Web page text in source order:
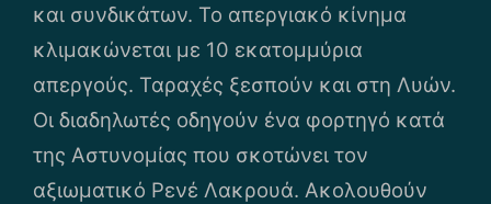
και συνδικάτων. Το απεργιακό κίνημα
κλιμακώνεται με 10 εκατομμύρια
απεργούς. Ταραχές ξεσπούν και στη Λυών.
Οι διαδηλωτές οδηγούν ένα φορτηγό κατά
της Αστυνομίας που σκοτώνει τον
αξιωματικό Ρενέ Λακρουά. Ακολουθούν